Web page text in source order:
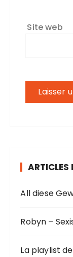
Site web
ARTICLES
All diese
Robyn –
La playlist